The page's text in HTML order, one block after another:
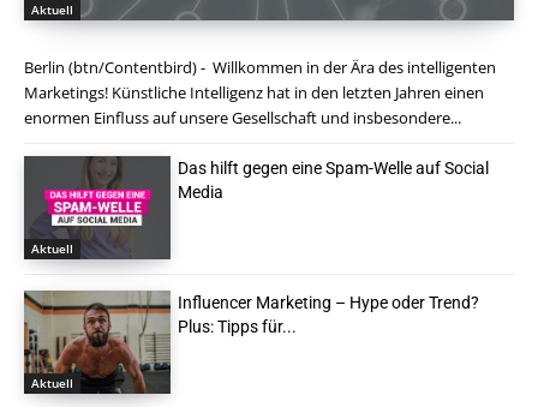
Aktuell
Berlin (btn/Contentbird) - Willkommen in der Ära des intelligenten
Marketings! Künstliche Intelligenz hat in den letzten Jahren einen
enormen Einfluss auf unsere Gesellschaft und insbesondere...
Aktuell
Das hilft gegen eine Spam-Welle auf Social
Media
Aktuell
Influencer Marketing – Hype oder Trend?
Plus: Tipps für...